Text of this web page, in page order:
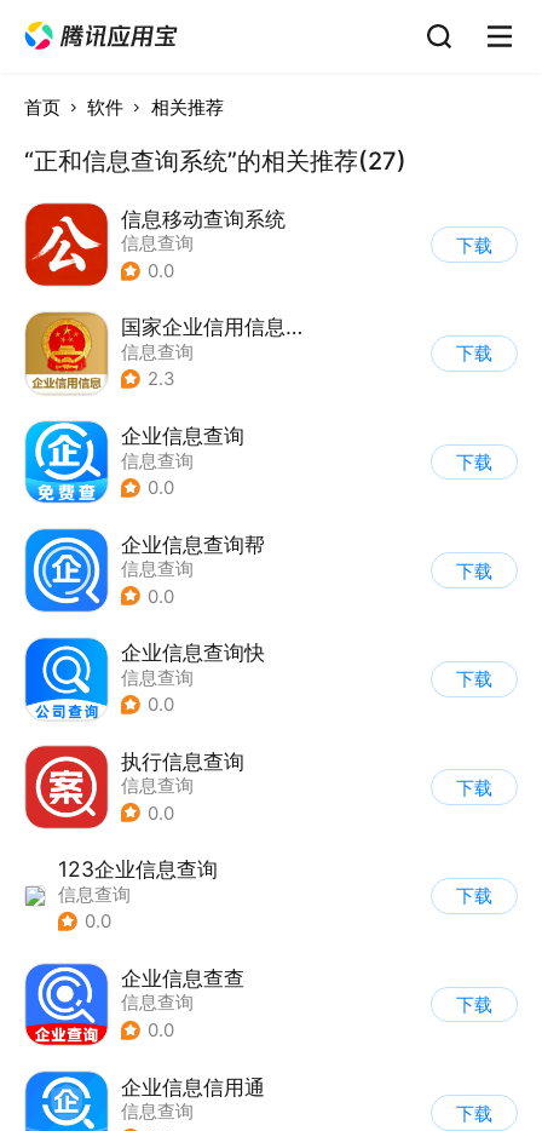
首页 软件 相关推荐
“正和信息查询系统”的相关推荐(27)
信息移动查询系统
信息查询
0.0
下载
国家企业信用信息公示系统
信息查询
2.3
下载
企业信息查询
信息查询
0.0
下载
企业信息查询帮
信息查询
0.0
下载
企业信息查询快
信息查询
0.0
下载
执行信息查询
信息查询
0.0
下载
123企业信息查询
信息查询
0.0
下载
企业信息查查
信息查询
0.0
下载
企业信息信用通
信息查询
下载